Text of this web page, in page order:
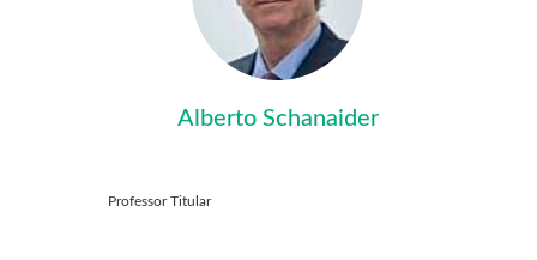
Alberto Schanaider
Professor Titular